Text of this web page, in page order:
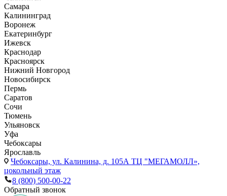
Самара
Калининград
Воронеж
Екатеринбург
Ижевск
Краснодар
Красноярск
Нижний Новгород
Новосибирск
Пермь
Саратов
Сочи
Тюмень
Ульяновск
Уфа
Чебоксары
Ярославль
Чебоксары, ул. Калинина, д. 105А ТЦ "МЕГАМОЛЛ»,
цокольный этаж
8 (800) 500-00-22
Обратный звонок